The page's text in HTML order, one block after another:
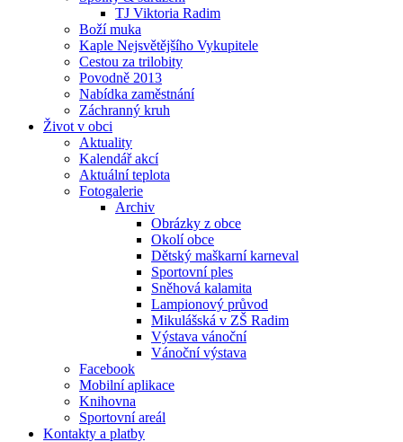
TJ Viktoria Radim
Boží muka
Kaple Nejsvětějšího Vykupitele
Cestou za trilobity
Povodně 2013
Nabídka zaměstnání
Záchranný kruh
Život v obci
Aktuality
Kalendář akcí
Aktuální teplota
Fotogalerie
Archiv
Obrázky z obce
Okolí obce
Dětský maškarní karneval
Sportovní ples
Sněhová kalamita
Lampionový průvod
Mikulášská v ZŠ Radim
Výstava vánoční
Vánoční výstava
Facebook
Mobilní aplikace
Knihovna
Sportovní areál
Kontakty a platby